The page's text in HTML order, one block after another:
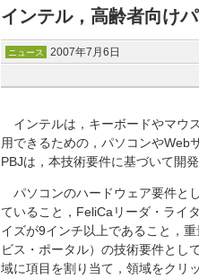
インテル，高齢者向け
ニュース 2007年7月6日
インテルは，キーボードやマウ
用できるための，パソコンやWeb
PBJは，本技術要件に基づいて開
パソコンのハードウェア要件と
ていること，FeliCaリーダ・ライ
イズが9インチ以上であること，
ビス・ポータル）の技術要件とし
域に項目を割り当て，領域をクリ